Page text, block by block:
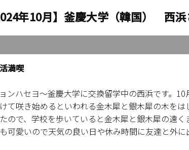
年10月】釜慶大学（韓国）
満喫
ンハセヨ〜釜慶大学に交換留学中の西浜です。
て咲き始めるといわれる金木犀と銀木犀の木を
ので、学校を歩いていると金木犀と銀木犀の遠
可愛いので天気の良い日や休み時間に友達と外に